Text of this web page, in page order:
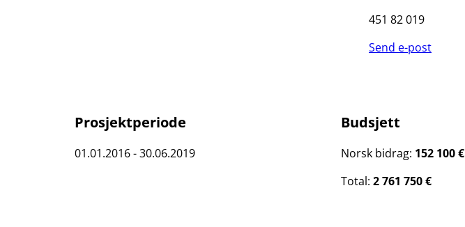
451 82 019
Send e-post
Prosjektperiode
01.01.2016 - 30.06.2019
Budsjett
Norsk bidrag: 152 100 €
Total: 2 761 750 €